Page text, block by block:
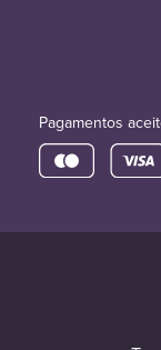
Pagamentos